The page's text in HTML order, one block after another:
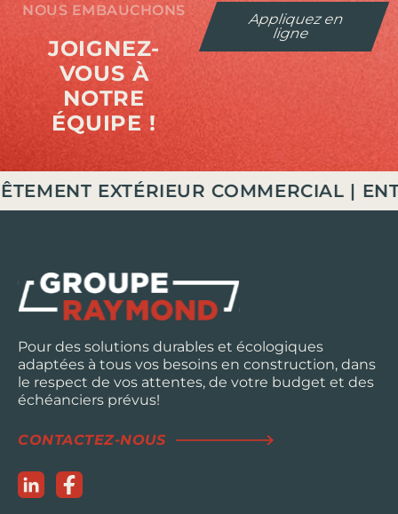
NOUS EMBAUCHONS
JOIGNEZ-
VOUS À
NOTRE
ÉQUIPE !
Appliquez en
ligne
EXTÉRIEUR COMMERCIAL |
Pour des solutions durables et écologiques
adaptées à tous vos besoins en construction, dans
le respect de vos attentes, de votre budget et des
échéanciers prévus!
CONTACTEZ-NOUS